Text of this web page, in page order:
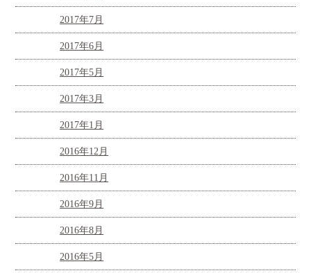
2017年7月
2017年6月
2017年5月
2017年3月
2017年1月
2016年12月
2016年11月
2016年9月
2016年8月
2016年5月